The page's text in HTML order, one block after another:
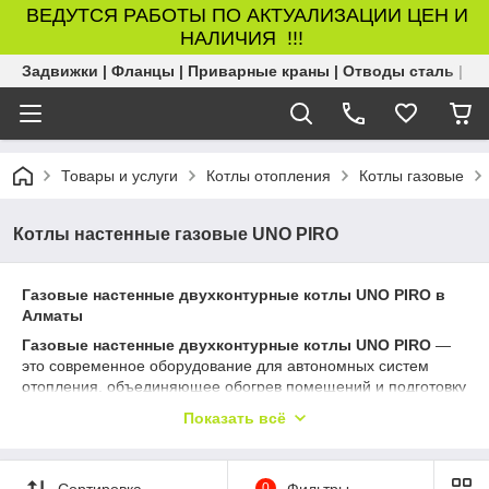
ВЕДУТСЯ РАБОТЫ ПО АКТУАЛИЗАЦИИ ЦЕН И
НАЛИЧИЯ !!!
Задвижки | Фланцы | Приварные краны | Отводы сталь |
Товары и услуги Котлы отопления Котлы газовые
Котлы настенные газовые UNO PIRO
Газовые настенные двухконтурные котлы UNO PIRO в
Алматы
Газовые настенные двухконтурные котлы UNO PIRO —
это современное оборудование для автономных систем
отопления, объединяющее обогрев помещений и подготовку
PIRO ориентирована на стабильную работу, удобство
Котлы UNO PIRO относятся к категории
Показать всё